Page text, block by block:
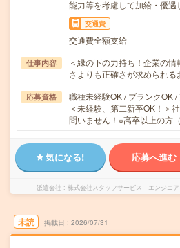
能力等を考慮して加給・優遇
交通費
交通費全額支給
仕事内容
＜縁の下の力持ち！企業の
さよりも正確さが求められ
応募資格
職種未経験OK / ブランクOK
＜未経験、第二新卒OK！＞
問いません！※高卒以上の
気になる! 応募へ進む
派遣会社 株式会社スタッフサービス エンジニア
未読 掲載日 2026/07/31